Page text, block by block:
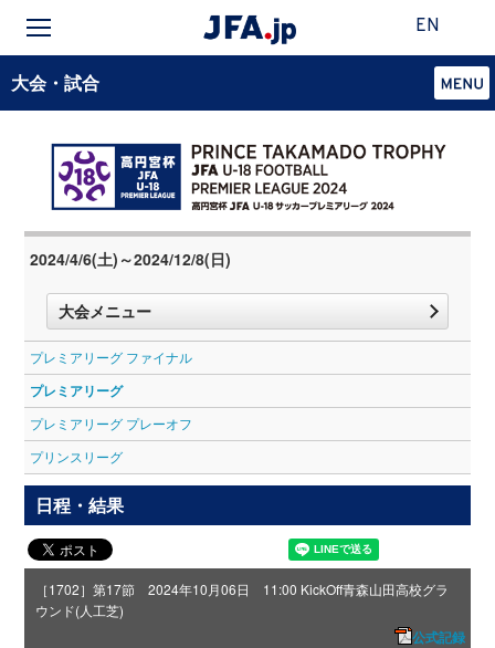
EN
大会・試合
2024/4/6(土)～2024/12/8(日)
大会メニュー
プレミアリーグ ファイナル
プレミアリーグ
プレミアリーグ プレーオフ
プリンスリーグ
日程・結果
［1702］第17節 2024年10月06日 11:00 KickOff青森山田高校グラ
ウンド(人工芝)
公式記録